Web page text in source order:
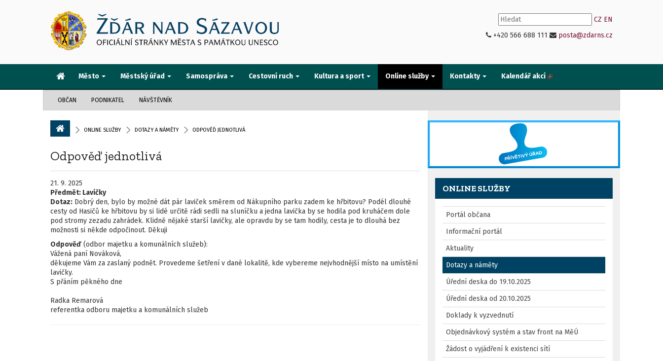
CZ EN
+420 566 688 111
posta@zdarns.cz
Město Městský úřad Samospráva Cestovní ruch Kultura a sport Online služby Kontakty Kalendář akcí
OBČAN PODNIKATEL NÁVŠTĚVNÍK
ONLINE SLUŽBY DOTAZY A NÁMĚTY ODPOVĚĎ JEDNOTLIVÁ
Odpověď jednotlivá
21. 9. 2025
Předmět: Lavičky
Dotaz: Dobrý den, bylo by možné dát pár laviček směrem od Nákupního parku zadem ke hřbitovu? Podél dlouhé
cesty od Hasičů ke hřbitovu by si lidé určitě rádi sedli na sluníčku a jedna lavička by se hodila pod kruháčem dole
pod stromy zezadu zahrádek. Klidně nějaké starší lavičky, ale opravdu by se tam hodily, cesta je to dlouhá bez
možnosti si někde odpočinout. Děkuji
Odpověď (odbor majetku a komunálních služeb):
Vážená paní Nováková,
děkujeme Vám za zaslaný podnět. Provedeme šetření v dané lokalitě, kde vybereme nejvhodnější místo na umístění
lavičky.
S přáním pěkného dne
Radka Remarová
referentka odboru majetku a komunálních služeb
ONLINE SLUŽBY
Portál občana
Informační portál
Aktuality
Dotazy a náměty
Úřední deska do 19.10.2025
Úřední deska od 20.10.2025
Doklady k vyzvednutí
Objednávkový systém a stav front na MěÚ
Žádost o vyjádření k existenci sítí